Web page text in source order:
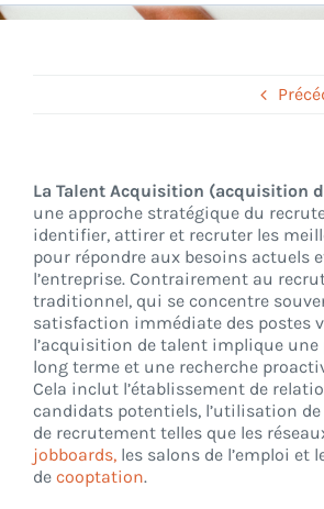
Nos clients
Fortify
Support
CONNEXION
La Talent Acquisition (acquisition
une approche stratégique du
identifier, attirer et recruter les
pour répondre aux besoins actuels
l’entreprise. Contrairement au
traditionnel, qui se concentre
satisfaction immédiate des postes
l’acquisition de talent implique
long terme et une recherche
Cela inclut l’établissement de
candidats potentiels, l’utilisation de
de recrutement telles que les
jobboards, les salons de l’emploi et
de cooptation.